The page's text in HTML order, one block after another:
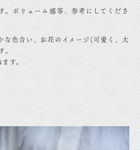
。ボリューム感等、参考にしてくださ
な色合い、お花のイメージ(可愛く、大
す。